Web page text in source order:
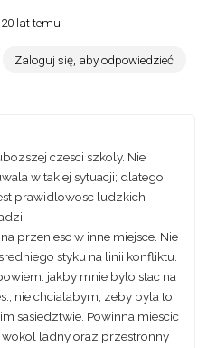
20 lat temu
Zaloguj się, aby odpowiedzieć
czesci szkoly. Nie
w takiej sytuacji; dlatego,
prawidlowosc ludzkich
przeniesc w inne miejsce. Nie
styku na linii konfliktu.
jakby mnie bylo stac na
nie chcialabym, zeby byla to
sasiedztwie. Powinna miescic
ladny oraz przestronny